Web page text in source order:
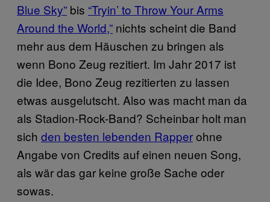
Blue Sky” bis “Tryin’ to Throw Your Arms
Around the World,” nichts scheint die Band
mehr aus dem Häuschen zu bringen als
wenn Bono Zeug rezitiert. Im Jahr 2017 ist
die Idee, Bono Zeug rezitierten zu lassen
etwas ausgelutscht. Also was macht man da
als Stadion-Rock-Band? Scheinbar holt man
sich den besten lebenden Rapperohne
Angabe von Credits auf einen neuen Song,
als wär das gar keine große Sache oder
sowas.